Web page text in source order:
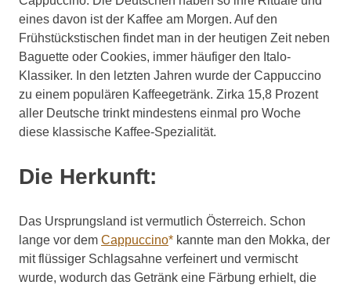
In
Deutschland
toppt
…
eines davon ist der Kaffee am Morgen. Auf den
Frühstückstischen findet man in der heutigen Zeit neben
Baguette oder Cookies, immer häufiger den Italo-
Klassiker. In den letzten Jahren wurde der Cappuccino
zu einem populären Kaffeegetränk. Zirka 15,8 Prozent
aller Deutsche trinkt mindestens einmal pro Woche
diese klassische Kaffee-Spezialität.
Die Herkunft:
Das Ursprungsland ist vermutlich Österreich. Schon
lange vor dem Cappuccino
kannte man den Mokka, der
mit flüssiger Schlagsahne verfeinert und vermischt
wurde, wodurch das Getränk eine Färbung erhielt, die